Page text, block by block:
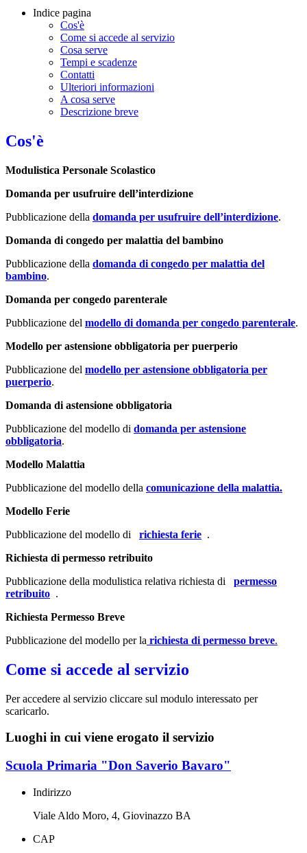
Indice pagina
Cos'è
Come si accede al servizio
Cosa serve
Tempi e scadenze
Contatti
Ulteriori informazioni
A cosa serve
Descrizione breve
Cos'è
Modulistica Personale Scolastico
Domanda per usufruire dell’interdizione
Pubblicazione della domanda per usufruire dell’interdizione.
Domanda di congedo per malattia del bambino
Pubblicazione della domanda di congedo per malattia del
bambino.
Domanda per congedo parenterale
Pubblicazione del modello di domanda per congedo parenterale.
Modello per astensione obbligatoria per puerperio
Pubblicazione del modello per astensione obbligatoria per
puerperio.
Domanda di astensione obbligatoria
Pubblicazione del modello di domanda per astensione
obbligatoria.
Modello Malattia
Pubblicazione del modello della comunicazione della malattia.
Modello Ferie
Pubblicazione del modello di richiesta ferie .
Richiesta di permesso retribuito
Pubblicazione della modulistica relativa richiesta di permesso
retribuito .
Richiesta Permesso Breve
Pubblicazione del modello per la richiesta di permesso breve.
Come si accede al servizio
Per accedere al servizio cliccare sul modulo interessato per
scaricarlo.
Luoghi in cui viene erogato il servizio
Scuola Primaria "Don Saverio Bavaro"
Indirizzo
Viale Aldo Moro, 4, Giovinazzo BA
CAP